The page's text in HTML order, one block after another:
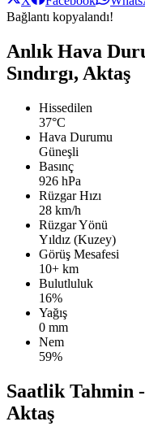
Bağlantı kopyalandı!
Anlık Hava
Sındırgı, Aktaş
Hissedilen
37°C
Hava Durumu
Güneşli
Basınç
926 hPa
Rüzgar Hızı
28 km/h
Rüzgar Yönü
Yıldız (Kuzey)
Görüş Mesafesi
10+ km
Bulutluluk
16%
Yağış
0 mm
Nem
59%
Saatlik Tahmin -
Aktaş